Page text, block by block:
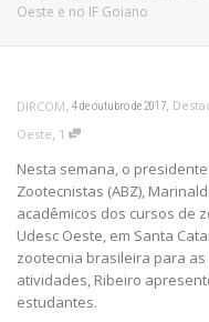
Oeste e no IF Goiano
DIRCOM, 4 de outubro de 2017,
Oeste, 1
Nesta semana, o
Zootecnistas (ABZ),
acadêmicos dos cursos de
Udesc Oeste, em Santa
zootecnia brasileira para
atividades, Ribeiro
estudantes.